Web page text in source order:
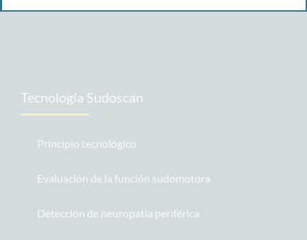
Tecnología Sudoscan
Principio tecnológico
Evaluación de la función sudomotora
Detección de neuropatía periférica